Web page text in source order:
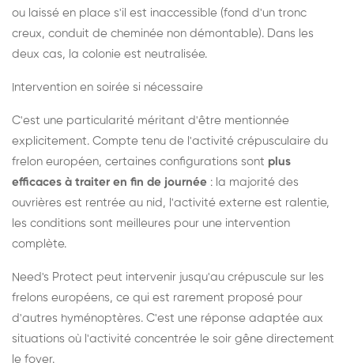
ou laissé en place s'il est inaccessible (fond d'un tronc
creux, conduit de cheminée non démontable). Dans les
deux cas, la colonie est neutralisée.
Intervention en soirée si nécessaire
C'est une particularité méritant d'être mentionnée
explicitement. Compte tenu de l'activité crépusculaire du
frelon européen, certaines configurations sont plus
efficaces à traiter en fin de journée : la majorité des
ouvrières est rentrée au nid, l'activité externe est ralentie,
les conditions sont meilleures pour une intervention
complète.
Need's Protect peut intervenir jusqu'au crépuscule sur les
frelons européens, ce qui est rarement proposé pour
d'autres hyménoptères. C'est une réponse adaptée aux
situations où l'activité concentrée le soir gêne directement
le foyer.